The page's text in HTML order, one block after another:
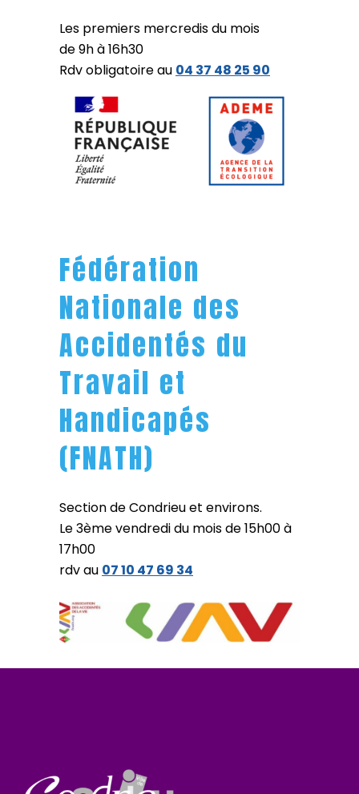
Les premiers mercredis du mois
de 9h à 16h30
Rdv obligatoire au 04 37 48 25 90
Fédération
Nationale des
Accidentés du
Travail et
Handicapés
(FNATH)
Section de Condrieu et environs.
Le 3ème vendredi du mois de 15h00 à
17h00
rdv au 07 10 47 69 34